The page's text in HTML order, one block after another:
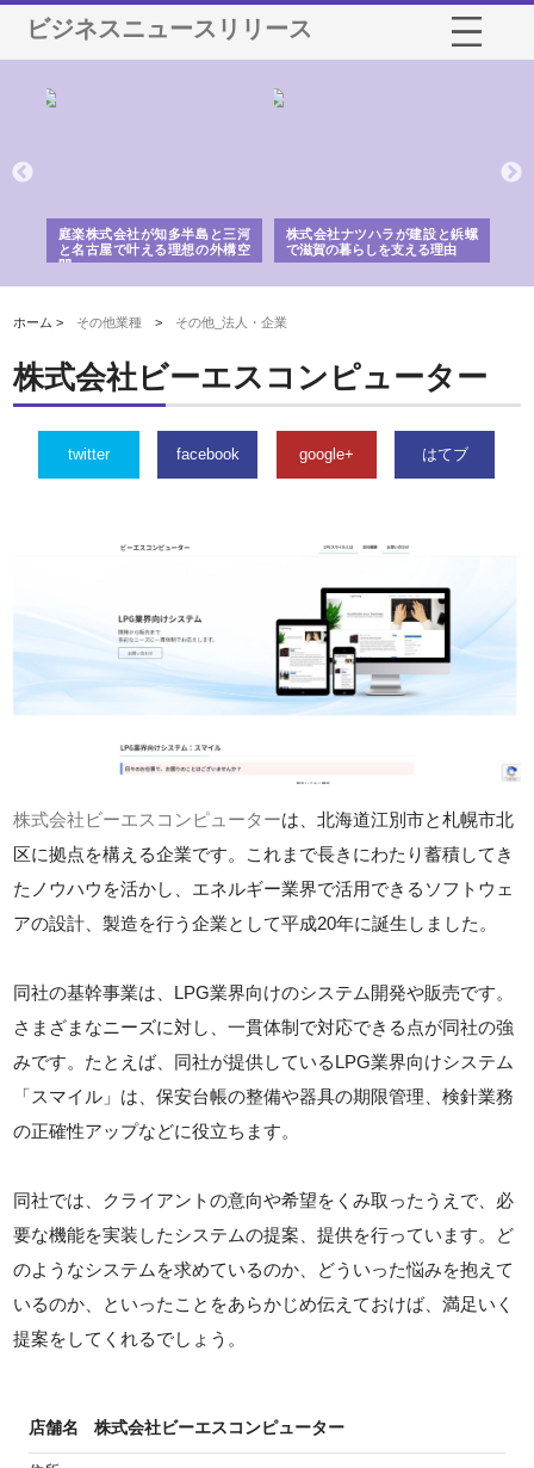
ビジネスニュースリリース
庭楽株式会社が知多半島と三河
と名古屋で叶える理想の外構空
間
株式会社ナツハラが建設と鋲螺
で滋賀の暮らしを支える理由
ホーム > その他業種 > その他_法人・企業
株式会社ビーエスコンピューター
twitter facebook google+ はてブ
株式会社ビーエスコンピューターは、北海道江別市と札幌市北
区に拠点を構える企業です。これまで長きにわたり蓄積してき
たノウハウを活かし、エネルギー業界で活用できるソフトウェ
アの設計、製造を行う企業として平成20年に誕生しました。
同社の基幹事業は、LPG業界向けのシステム開発や販売です。
さまざまなニーズに対し、一貫体制で対応できる点が同社の強
みです。たとえば、同社が提供しているLPG業界向けシステム
「スマイル」は、保安台帳の整備や器具の期限管理、検針業務
の正確性アップなどに役立ちます。
同社では、クライアントの意向や希望をくみ取ったうえで、必
要な機能を実装したシステムの提案、提供を行っています。ど
のようなシステムを求めているのか、どういった悩みを抱えて
いるのか、といったことをあらかじめ伝えておけば、満足いく
提案をしてくれるでしょう。
店舗名 株式会社ビーエスコンピューター